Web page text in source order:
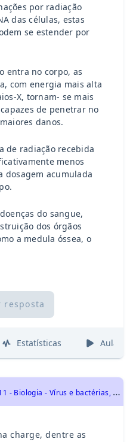
por radiação
das células, estas
se estender por
entra no corpo, as
com energia mais alta
X, tornam- se mais
de penetrar no
danos.
de radiação recebida
menos
dosagem acumulada
do sangue,
dos órgãos
a medula óssea, o
resposta
Estatísticas Aulas
U
NICENTRO 2011 - Biologia - Vírus e bactérias, Principais doenças endêmicas no Brasil, Identidade dos seres vivos, Qualidade de vida das populações humanas
charge, dentre as